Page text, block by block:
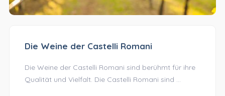
Die Weine der Castelli Romani
Die Weine der Castelli Romani sind berühmt für ihre
Qualität und Vielfalt. Die Castelli Romani sind ...